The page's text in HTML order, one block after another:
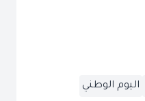
اليوم الوطني